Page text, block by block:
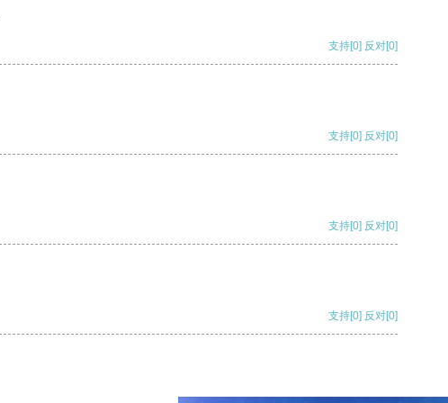
支持[0] 反对[0]
支持[0] 反对[0]
支持[0] 反对[0]
支持[0] 反对[0]